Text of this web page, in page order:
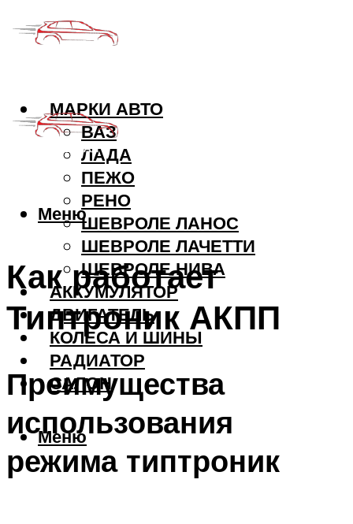
МАРКИ АВТО
ВАЗ
ЛАДА
ПЕЖО
РЕНО
ШЕВРОЛЕ ЛАНОС
ШЕВРОЛЕ ЛАЧЕТТИ
ШЕВРОЛЕ НИВА
АККУМУЛЯТОР
ДВИГАТЕЛЬ
КОЛЕСА И ШИНЫ
РАДИАТОР
САЛОН
Меню
Меню
Как работает
Типтроник АКПП
Преимущества
использования
режима типтроник